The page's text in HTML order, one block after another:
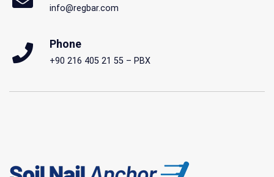
info@regbar.com
Phone
+90 216 405 21 55 – PBX